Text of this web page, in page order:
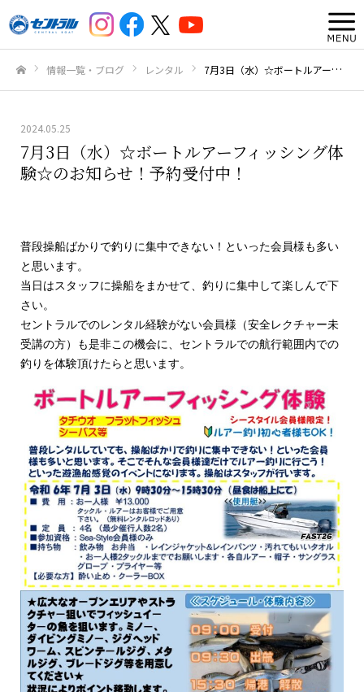
情報一覧・ブログ レンタル 7月3日（水）☆ボートルアーフィッシング体験☆のお知らせ！予約受付中！
2024.05.25
7月3日（水）☆ボートルアーフィッシング体
験☆のお知らせ！予約受付中！
普段操船ばかりで釣りに集中できない！といった会員様も多い
と思います。
当日はスタッフに操船をまかせて、釣りに集中して楽しんで下
さい。
セントラルでのレンタル経験がない会員様（安全レクチャー未
受講の方）も是非この機会に、セントラルでの航行範囲内での
釣りを体験頂けたらと思います。